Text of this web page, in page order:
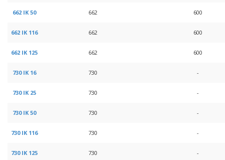
662 IK 50 662 600
662 IK 116 662 600
662 IK 125 662 600
730 IK 16 730 -
730 IK 25 730 -
730 IK 50 730 -
730 IK 116 730 -
730 IK 125 730 -